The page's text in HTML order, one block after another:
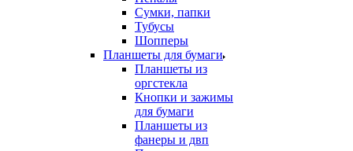
Сумки, папки
Тубусы
Шопперы
Планшеты для бумаги
Планшеты из
оргстекла
Кнопки и зажимы
для бумаги
Планшеты из
фанеры и двп